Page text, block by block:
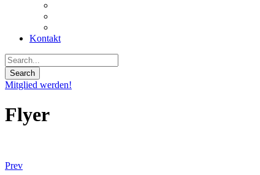
Kontakt
Mitglied werden!
Flyer
Prev